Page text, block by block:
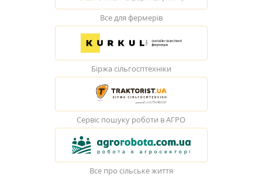
Все для фермерів
Біржа сільгосптехніки
Сервіс пошуку роботи в АГРО
Все про сільське життя